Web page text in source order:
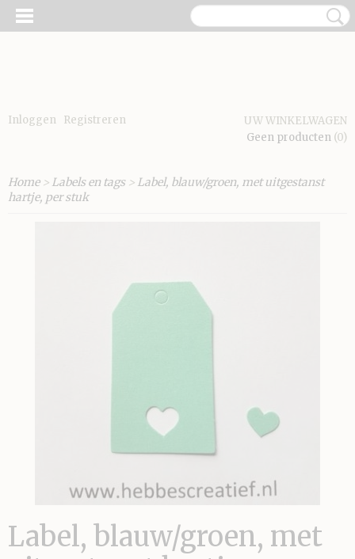
Inloggen Registreren
UW WINKELWAGEN
Geen producten (0)
Home> Labels en tags> Label, blauw/groen, met uitgestanst
hartje, per stuk
Label, blauw/groen, met
TE MAKEN